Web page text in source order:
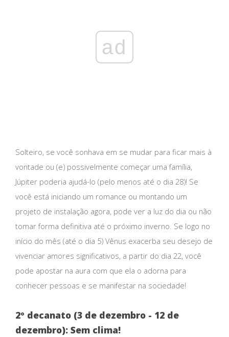
ad
Solteiro, se você sonhava em se mudar para ficar mais à
vontade ou (e) possivelmente começar uma família,
Júpiter poderia ajudá-lo (pelo menos até o dia 28)! Se
você está iniciando um romance ou montando um
projeto de instalação agora, pode ver a luz do dia ou não
tomar forma definitiva até o próximo inverno. Se logo no
início do mês (até o dia 5) Vênus exacerba seu desejo de
vivenciar amores significativos, a partir do dia 22, você
pode apostar na aura com que ela o adorna para
conhecer pessoas e se manifestar na sociedade!
2º decanato (3 de dezembro - 12 de
dezembro): Sem clima!